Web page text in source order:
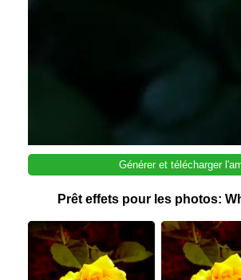
Générer et télécharger
Prêt effets pour les photos: